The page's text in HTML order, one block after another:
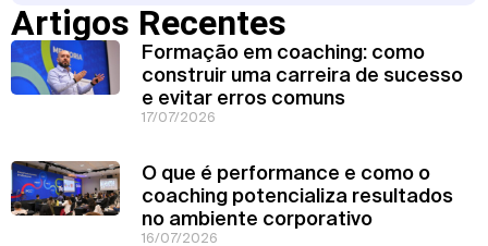
Artigos Recentes
Formação em coaching: como
construir uma carreira de sucesso
e evitar erros comuns
17/07/2026
O que é performance e como o
coaching potencializa resultados
no ambiente corporativo
16/07/2026